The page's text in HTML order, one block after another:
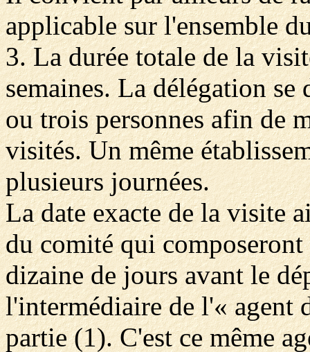
applicable sur l'ensemble
3. La durée totale de la
semaines. La délégation
ou trois personnes afin de
visités. Un même
plusieurs journées.
La date exacte de la visite
du comité qui
dizaine de jours avant le
l'intermédiaire de l'« agent
partie (1). C'est ce même